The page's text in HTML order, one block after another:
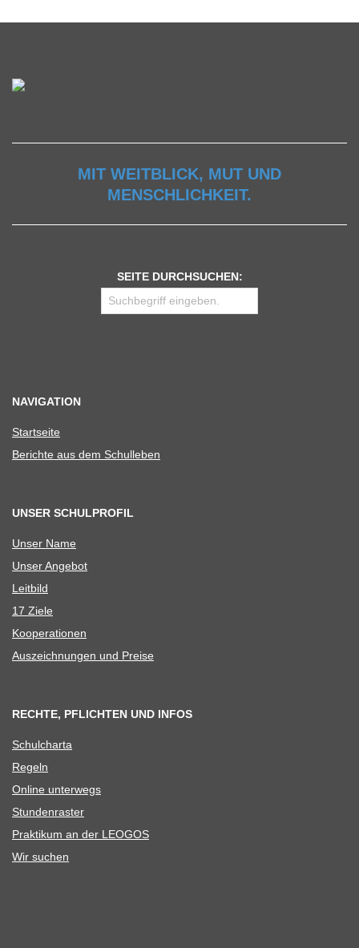
MIT WEITBLICK, MUT UND
MENSCHLICHKEIT.
SEITE DURCHSUCHEN:
NAVIGATION
Start­seite
Berichte aus dem Schulleben
UNSER SCHULPROFIL
Unser Name
Unser Ange­bot
Leit­bild
17 Ziele
Koope­ra­tio­nen
Aus­zeich­nun­gen und Preise
RECHTE, PFLICHTEN UND INFOS
Schul­charta
Regeln
Online unter­wegs
Stun­den­ras­ter
Prak­ti­kum an der LEOGOS
Wir suchen